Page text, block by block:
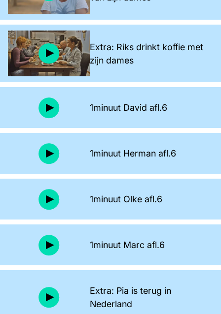
Extra: Riks drinkt koffie met
zijn dames
1minuut David afl.6
1minuut Herman afl.6
1minuut Olke afl.6
1minuut Marc afl.6
Extra: Pia is terug in
Nederland